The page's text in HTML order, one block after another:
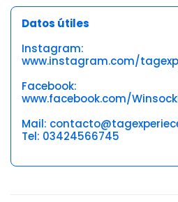
Datos útiles
Instagram:
www.instagram.com/
Facebook:
www.facebook.com/
Mail:
Tel: 03424566745